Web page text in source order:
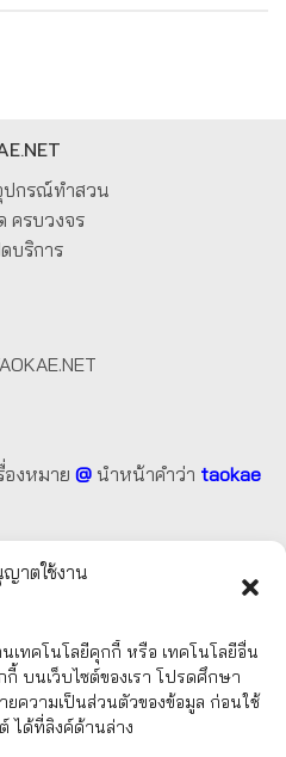
าตใช้งาน
เทคโนโลยีคุกกี้ หรือ เทคโนโลยีอื่น
บนเว็บไซต์ของเรา โปรดศึกษา
ความเป็นส่วนตัวของข้อมูล ก่อนใช้
ได้ที่ลิงค์ด้านล่าง
ปกรณ์ทำสวน
ครบวงจร
บริการ
องหมาย @ นำหน้าคำว่า taokae
3129